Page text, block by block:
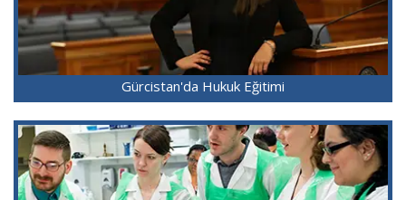
Gürcistan'da Hukuk Eğitimi